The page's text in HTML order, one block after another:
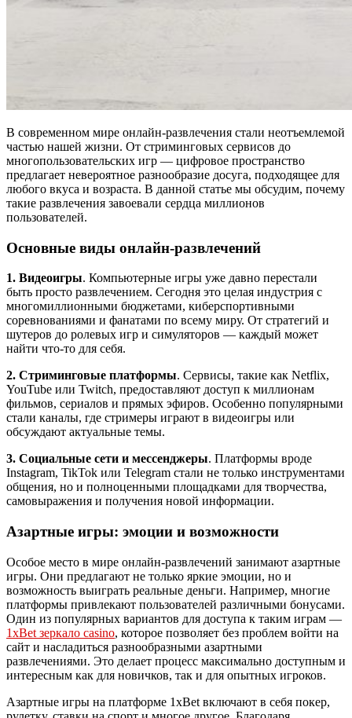
В современном мире онлайн-развлечения стали неотъемлемой
частью нашей жизни. От стриминговых сервисов до
многопользовательских игр — цифровое пространство
предлагает невероятное разнообразие досуга, подходящее для
любого вкуса и возраста. В данной статье мы обсудим, почему
такие развлечения завоевали сердца миллионов
пользователей.
Основные виды онлайн-развлечений
1. Видеоигры. Компьютерные игры уже давно перестали
быть просто развлечением. Сегодня это целая индустрия с
многомиллионными бюджетами, киберспортивными
соревнованиями и фанатами по всему миру. От стратегий и
шутеров до ролевых игр и симуляторов — каждый может
найти что-то для себя.
2. Стриминговые платформы. Сервисы, такие как Netflix,
YouTube или Twitch, предоставляют доступ к миллионам
фильмов, сериалов и прямых эфиров. Особенно популярными
стали каналы, где стримеры играют в видеоигры или
обсуждают актуальные темы.
3. Социальные сети и мессенджеры. Платформы вроде
Instagram, TikTok или Telegram стали не только инструментами
общения, но и полноценными площадками для творчества,
самовыражения и получения новой информации.
Азартные игры: эмоции и возможности
Особое место в мире онлайн-развлечений занимают азартные
игры. Они предлагают не только яркие эмоции, но и
возможность выиграть реальные деньги. Например, многие
платформы привлекают пользователей различными бонусами.
Один из популярных вариантов для доступа к таким играм —
1xBet зеркало casino, которое позволяет без проблем войти на
сайт и насладиться разнообразными азартными
развлечениями. Это делает процесс максимально доступным и
интересным как для новичков, так и для опытных игроков.
Азартные игры на платформе 1xBet включают в себя покер,